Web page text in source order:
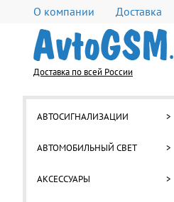
О компании Доставка
Доставка по всей России
АВТОСИГНАЛИЗАЦИИ >
АВТОМОБИЛЬНЫЙ СВЕТ >
АКСЕССУАРЫ >